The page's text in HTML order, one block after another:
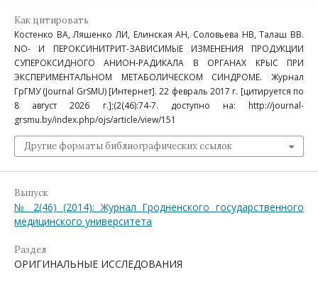
Как цитировать
Костенко ВА, Ляшенко ЛИ, Елинская АН, Соловьева НВ, Талаш ВВ.
NO- И ПЕРОКСИНИТРИТ-ЗАВИСИМЫЕ ИЗМЕНЕНИЯ ПРОДУКЦИИ
СУПЕРОКСИДНОГО АНИОН-РАДИКАЛА В ОРГАНАХ КРЫС ПРИ
ЭКСПЕРИМЕНТАЛЬНОМ МЕТАБОЛИЧЕСКОМ СИНДРОМЕ. Журнал
ГрГМУ (Journal GrSMU) [Интернет]. 22 февраль 2017 г. [цитируется по
8 август 2026 г.];(2(46):74-7. доступно на: http://journal-
grsmu.by/index.php/ojs/article/view/151
Другие форматы библиографических ссылок
Выпуск
№ 2(46) (2014): Журнал Гродненского государственного
медицинского университета
Раздел
ОРИГИНАЛЬНЫЕ ИССЛЕДОВАНИЯ